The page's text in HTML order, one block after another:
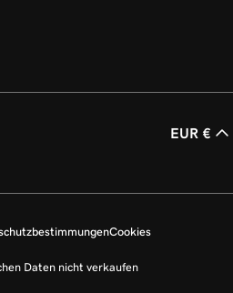
EUR €
Cookies
Daten nicht verkaufen